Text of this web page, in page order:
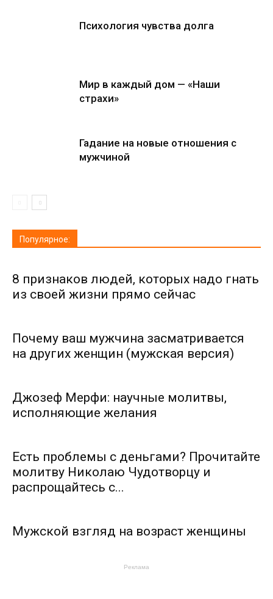
Психология чувства долга
Мир в каждый дом — «Наши
страхи»
Гадание на новые отношения с
мужчиной
Популярное:
8 признаков людей, которых надо гнать
из своей жизни прямо сейчас
Почему ваш мужчина засматривается
на других женщин (мужская версия)
Джозеф Мерфи: научные молитвы,
исполняющие желания
Есть проблемы с деньгами? Прочитайте
молитву Николаю Чудотворцу и
распрощайтесь с...
Мужской взгляд на возраст женщины
Реклама